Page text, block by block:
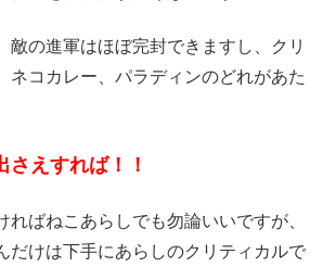
敵の進軍はほぼ完封できますし、クリ
ネコカレー、パラディンのどれがあた
さえすれば！！
ればねこあらしでも勿論いいですが、
だけは下手にあらしのクリティカルで